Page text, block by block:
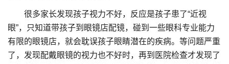
很多家长发现孩子视力不好，反应是孩子患了“近视
眼”，只知道带孩子到眼镜店配镜，碰到一些眼科专业能力
有限的眼镜店，就会耽误孩子眼睛潜在的疾病。等问题严重
了，发现配戴眼镜的视力也不好时，再到医院检查才发现了